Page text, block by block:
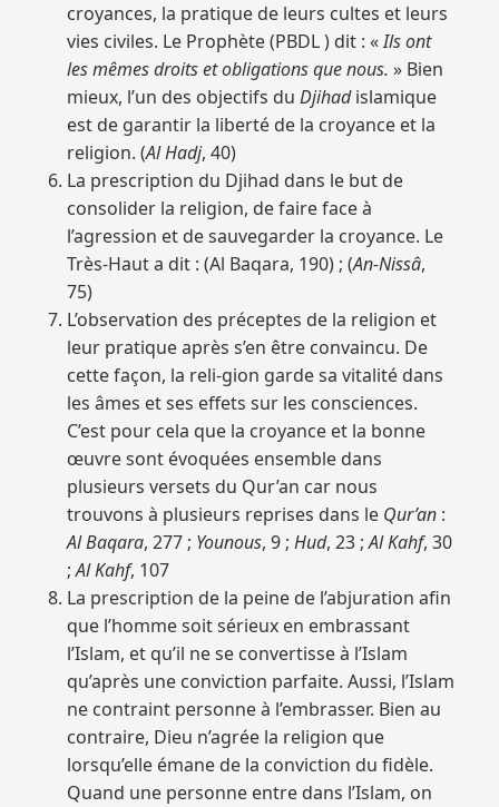
croyances, la pratique de leurs cultes et leurs
vies civiles. Le Prophète (PBDL ) dit : «Ils ont
les mêmes droits et obligations que nous. » Bien
mieux, l’un des objectifs du Djihadislamique
est de garantir la liberté de la croyance et la
religion. (Al Hadj, 40)
La prescription du Djihad dans le but de
consolider la religion, de faire face à
l’agression et de sauvegarder la croyance. Le
Très-Haut a dit : (Al Baqara, 190) ; (An-Nissâ,
75)
L’observation des préceptes de la religion et
leur pratique après s’en être convaincu. De
cette façon, la reli-gion garde sa vitalité dans
les âmes et ses effets sur les consciences.
C’est pour cela que la croyance et la bonne
œuvre sont évoquées ensemble dans
plusieurs versets du Qur’an car nous
trouvons à plusieurs reprises dans le Qur’an :
Al Baqara, 277 ; Younous, 9 ; Hud, 23 ;Al Kahf, 30
;Al Kahf, 107
La prescription de la peine de l’abjuration afin
que l’homme soit sérieux en embrassant
l’Islam, et qu’il ne se convertisse à l’Islam
qu’après une conviction parfaite. Aussi, l’Islam
ne contraint personne à l’embrasser. Bien au
contraire, Dieu n’agrée la religion que
lorsqu’elle émane de la conviction du fidèle.
Quand une personne entre dans l’Islam, on